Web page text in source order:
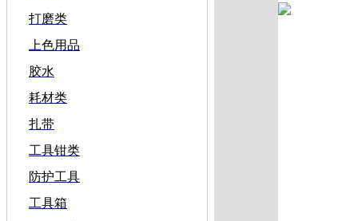
打磨类
上色用品
胶水
耗材类
扎带
工具钳类
防护工具
工具箱